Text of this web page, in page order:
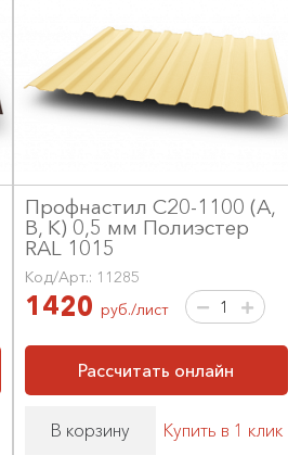
Профнастил С20-1100 (А,
В, К) 0,5 мм Полиэстер
RAL 1015
Код/Арт.: 11285
1420 руб./лист
Рассчитать онлайн
В корзину Купить в 1 клик